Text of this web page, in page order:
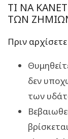
ΤΙ ΝΑ
ΤΩΝ
Πριν
δεν
των